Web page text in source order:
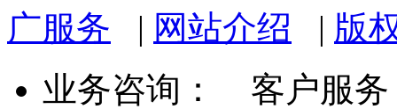
广服务 | 网站介绍 | 版
业务咨询：
客户服务